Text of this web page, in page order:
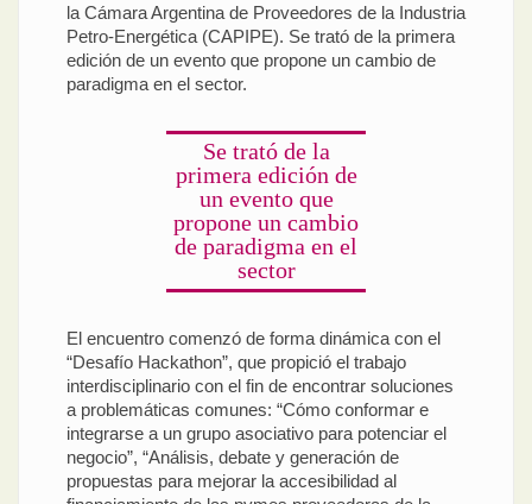
la Cámara Argentina de Proveedores de la Industria
Petro-Energética (CAPIPE). Se trató de la primera
edición de un evento que propone un cambio de
paradigma en el sector.
Se trató de la
primera edición de
un evento que
propone un cambio
de paradigma en el
sector
El encuentro comenzó de forma dinámica con el
“Desafío Hackathon”, que propició el trabajo
interdisciplinario con el fin de encontrar soluciones
a problemáticas comunes: “Cómo conformar e
integrarse a un grupo asociativo para potenciar el
negocio”, “Análisis, debate y generación de
propuestas para mejorar la accesibilidad al